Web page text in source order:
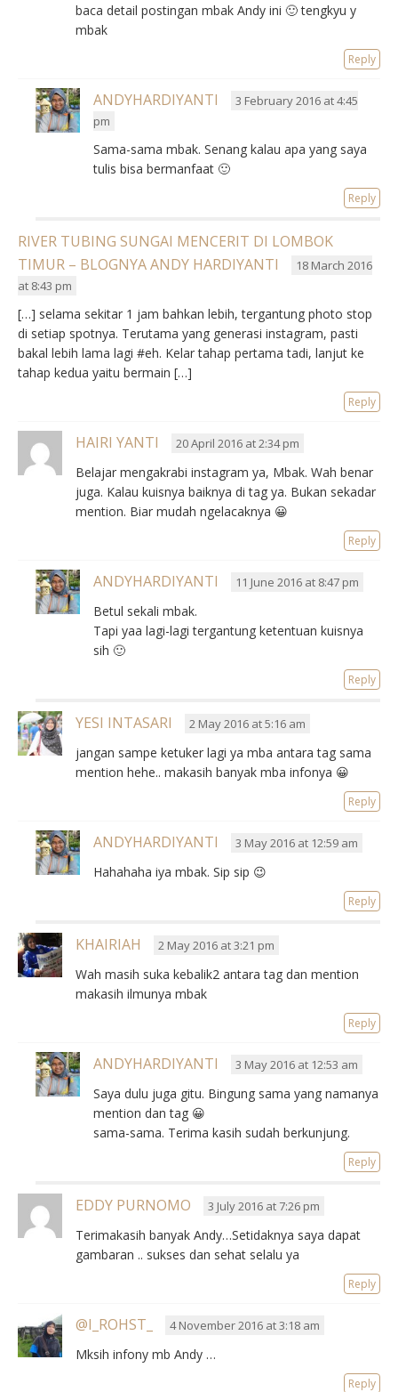
baca detail postingan mbak Andy ini 🙂 tengkyu y
mbak
Reply
ANDYHARDIYANTI
3 February 2016 at 4:45
pm
Sama-sama mbak. Senang kalau apa yang saya
tulis bisa bermanfaat 🙂
Reply
RIVER TUBING SUNGAI MENCERIT DI LOMBOK
TIMUR – BLOGNYA ANDY HARDIYANTI
18 March 2016
at 8:43 pm
[…] selama sekitar 1 jam bahkan lebih, tergantung photo stop
di setiap spotnya. Terutama yang generasi instagram, pasti
bakal lebih lama lagi #eh. Kelar tahap pertama tadi, lanjut ke
tahap kedua yaitu bermain […]
Reply
HAIRI YANTI 20 April 2016 at 2:34 pm
Belajar mengakrabi instagram ya, Mbak. Wah benar
juga. Kalau kuisnya baiknya di tag ya. Bukan sekadar
mention. Biar mudah ngelacaknya 😀
Reply
ANDYHARDIYANTI 11 June 2016 at 8:47 pm
Betul sekali mbak.
Tapi yaa lagi-lagi tergantung ketentuan kuisnya
sih 🙂
Reply
YESI INTASARI 2 May 2016 at 5:16 am
jangan sampe ketuker lagi ya mba antara tag sama
mention hehe.. makasih banyak mba infonya 😀
Reply
ANDYHARDIYANTI 3 May 2016 at 12:59 am
Hahahaha iya mbak. Sip sip 😉
Reply
KHAIRIAH 2 May 2016 at 3:21 pm
Wah masih suka kebalik2 antara tag dan mention
makasih ilmunya mbak
Reply
ANDYHARDIYANTI 3 May 2016 at 12:53 am
Saya dulu juga gitu. Bingung sama yang namanya
mention dan tag 😀
sama-sama. Terima kasih sudah berkunjung.
Reply
EDDY PURNOMO 3 July 2016 at 7:26 pm
Terimakasih banyak Andy…Setidaknya saya dapat
gambaran .. sukses dan sehat selalu ya
Reply
@I_ROHST_ 4 November 2016 at 3:18 am
Mksih infony mb Andy …
Reply